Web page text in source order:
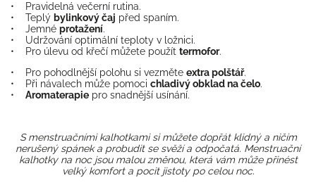
• Pravidelná večerní rutina.
• Teplý bylinkový čaj před spaním.
• Jemné protažení.
• Udržování optimální teploty v ložnici.
• Pro úlevu od křečí můžete použít termofor.
• Pro pohodlnější polohu si vezměte extra polštář.
• Při návalech může pomoci chladivý obklad na čelo.
• Aromaterapie pro snadnější usínání.
S menstruačními kalhotkami si můžete dopřát klidný a ničím
nerušený spánek a probudit se svěží a odpočatá. Menstruační
kalhotky na noc jsou malou změnou, která vám může přinést
velký komfort a pocit jistoty po celou noc.